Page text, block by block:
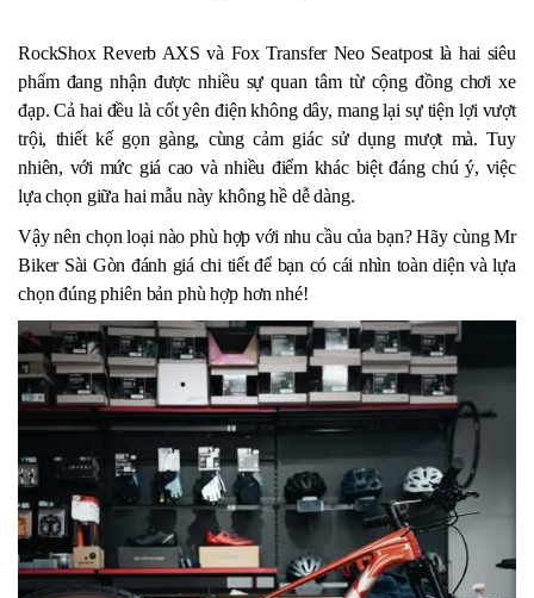
RockShox Reverb AXS và Fox Transfer Neo Seatpost là hai siêu
phẩm đang nhận được nhiều sự quan tâm từ cộng đồng chơi xe
đạp. Cả hai đều là cốt yên điện không dây, mang lại sự tiện lợi vượt
trội, thiết kế gọn gàng, cùng cảm giác sử dụng mượt mà. Tuy
nhiên, với mức giá cao và nhiều điểm khác biệt đáng chú ý, việc
lựa chọn giữa hai mẫu này không hề dễ dàng.
Vậy nên chọn loại nào phù hợp với nhu cầu của bạn? Hãy cùng Mr
Biker Sài Gòn đánh giá chi tiết để bạn có cái nhìn toàn diện và lựa
chọn đúng phiên bản phù hợp hơn nhé!